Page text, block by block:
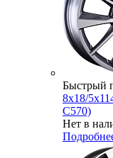
Быстрый
8x18/
C570)
Нет в